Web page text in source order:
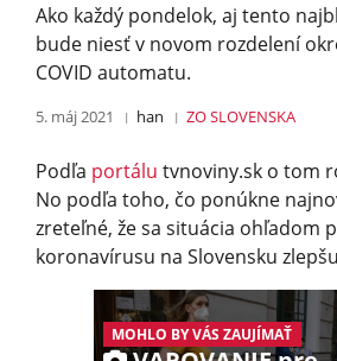
Ako každý pondelok, aj tento
bude niesť v novom rozdelení
COVID automatu.
5. máj 2021 han ZO SLOVENSKA
Podľa portálu tvnoviny.sk o tom
No podľa toho, čo ponúkne
zreteľné, že sa situácia ohľadom
koronavírusu na Slovensku
MOHLO BY VÁS ZAUJÍMAŤ